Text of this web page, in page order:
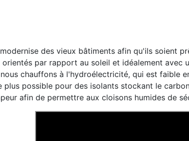
selon
des vieux bâtiments afin qu'ils soient
par rapport au soleil et idéalement avec
chauffons à l'hydroélectricité, qui est faible
possible pour des isolants stockant le
afin de permettre aux cloisons humides de